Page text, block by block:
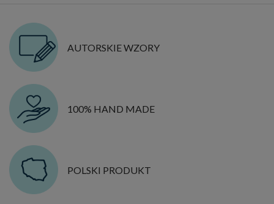
AUTORSKIE WZORY
100% HAND MADE
POLSKI PRODUKT